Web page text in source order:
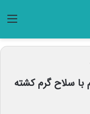
با سلاح گرم کشته